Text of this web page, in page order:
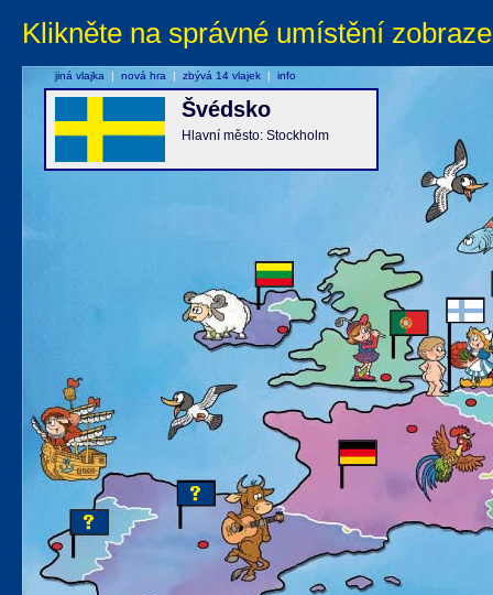
Klikněte na správné umístění
Švédsko
Hlavní město: Stockholm
jiná vlajka | nová hra | zbývá 14 vlajek | info